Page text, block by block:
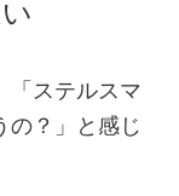
「ステルスマ
の？」と感じ